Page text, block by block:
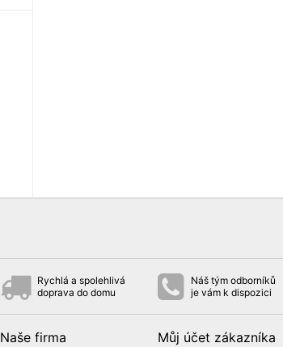
Rychlá a spolehlivá
doprava do domu
Náš tým odborníků
je vám k dispozici
Naše firma Můj účet zákazníka